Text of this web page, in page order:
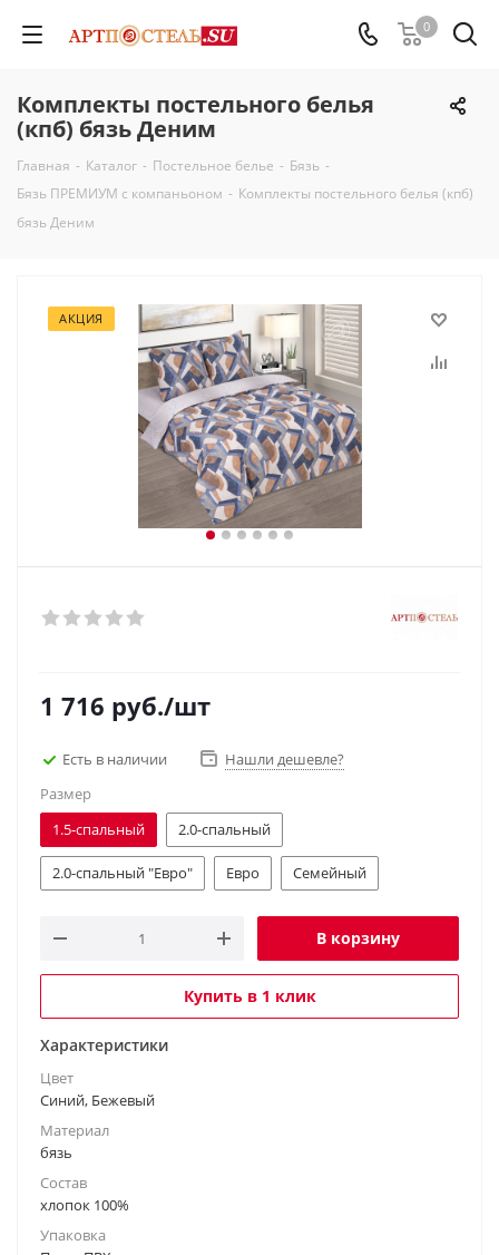
0
Комплекты постельного белья
(кпб) бязь Деним
Главная - Каталог - Постельное белье - Бязь -
Бязь ПРЕМИУМ с компаньоном - Комплекты постельного белья (кпб)
бязь Деним
АКЦИЯ
1 716 руб./шт
Есть в наличии
Нашли дешевле?
Размер
1.5-спальный
2.0-спальный
2.0-спальный "Евро" Евро Семейный
В корзину
Купить в 1 клик
Характеристики
Цвет
Синий, Бежевый
Материал
бязь
Состав
хлопок 100%
Упаковка